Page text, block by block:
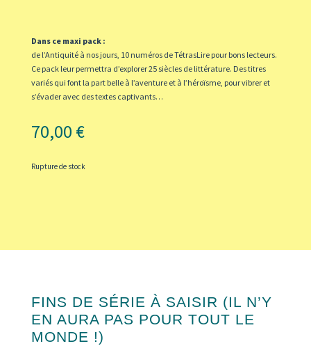
Dans ce maxi pack :
de l’Antiquité à nos jours, 10 numéros de TétrasLire pour bons lecteurs.
Ce pack leur permettra d’explorer 25 siècles de littérature. Des titres
variés qui font la part belle à l’aventure et à l’héroïsme, pour vibrer et
s’évader avec des textes captivants…
70,00 €
Rupture de stock
FINS DE SÉRIE À SAISIR (IL N’Y
EN AURA PAS POUR TOUT LE
MONDE !)